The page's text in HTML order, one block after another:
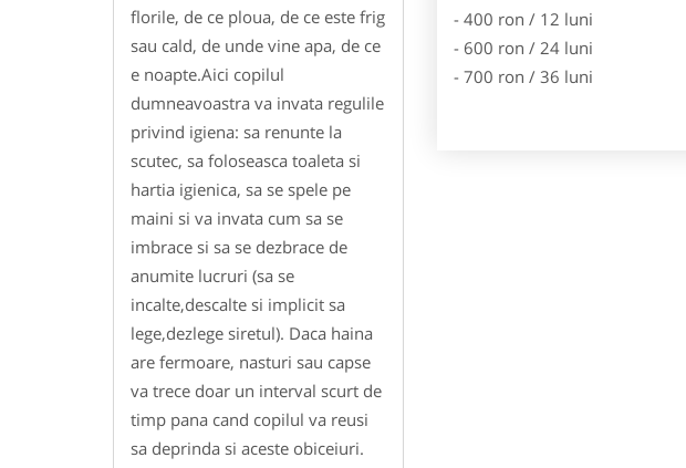
florile, de ce ploua, de ce este frig
sau cald, de unde vine apa, de ce
e noapte.Aici copilul
dumneavoastra va invata regulile
privind igiena: sa renunte la
scutec, sa foloseasca toaleta si
hartia igienica, sa se spele pe
maini si va invata cum sa se
imbrace si sa se dezbrace de
anumite lucruri (sa se
incalte,descalte si implicit sa
lege,dezlege siretul). Daca haina
are fermoare, nasturi sau capse
va trece doar un interval scurt de
timp pana cand copilul va reusi
sa deprinda si aceste obiceiuri.
- 400 ron / 12 luni
- 600 ron / 24 luni
- 700 ron / 36 luni